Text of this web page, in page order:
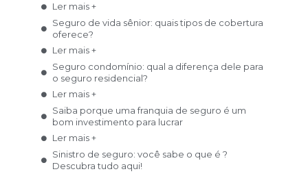
Ler mais +
Seguro de vida sênior: quais tipos de cobertura
oferece?
Ler mais +
Seguro condomínio: qual a diferença dele para
o seguro residencial?
Ler mais +
Saiba porque uma franquia de seguro é um
bom investimento para lucrar
Ler mais +
Sinistro de seguro: você sabe o que é ?
Descubra tudo aqui!